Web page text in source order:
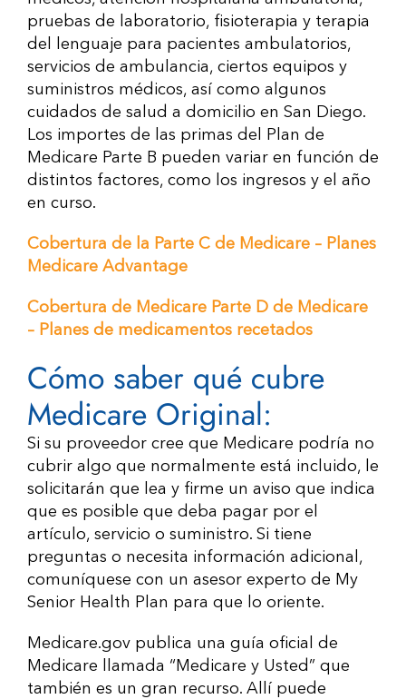
pruebas de laboratorio, fisioterapia y terapia
del lenguaje para pacientes ambulatorios,
servicios de ambulancia, ciertos equipos y
suministros médicos, así como algunos
cuidados de salud a domicilio en San Diego.
Los importes de las primas del Plan de
Medicare Parte B pueden variar en función de
distintos factores, como los ingresos y el año
en curso.
Cobertura de la Parte C de Medicare – Planes
Medicare Advantage
Cobertura de Medicare Parte D de Medicare
– Planes de medicamentos recetados
Cómo saber qué cubre
Medicare Original:
Si su proveedor cree que Medicare podría no
cubrir algo que normalmente está incluido, le
solicitarán que lea y firme un aviso que indica
que es posible que deba pagar por el
artículo, servicio o suministro. Si tiene
preguntas o necesita información adicional,
comuníquese con un asesor experto de My
Senior Health Plan para que lo oriente.
Medicare.gov publica una guía oficial de
Medicare llamada “Medicare y Usted” que
también es un gran recurso. Allí puede